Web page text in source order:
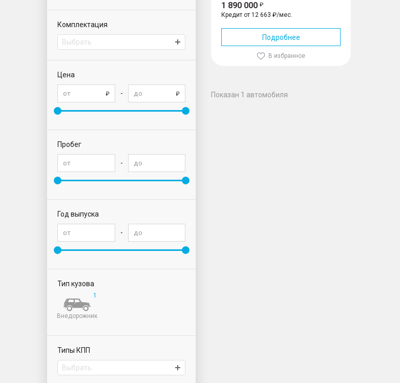
Комплектация
Выбрать
Цена
-
Пробег
-
Год выпуска
-
Тип кузова
1
Внедорожник
Типы КПП
Выбрать
1 890 000
Кредит от 12 663 ₽/мес.
Подробнее
В избранное
Показан 1 автомобиля